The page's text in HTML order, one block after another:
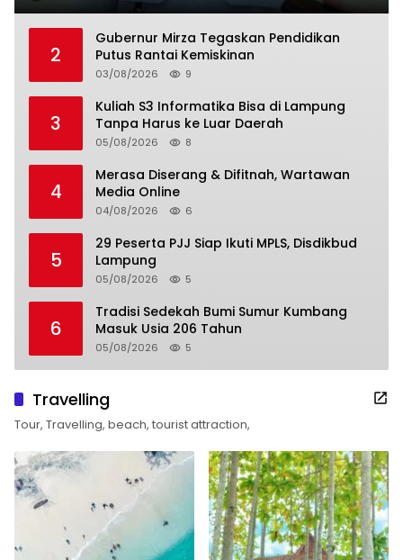
2
Gubernur Mirza Tegaskan Pendidikan
Putus Rantai Kemiskinan
03/08/2026 9
3
Kuliah S3 Informatika Bisa di Lampung
Tanpa Harus ke Luar Daerah
05/08/2026 8
4
Merasa Diserang & Difitnah, Wartawan
Media Online
04/08/2026 6
5
29 Peserta PJJ Siap Ikuti MPLS, Disdikbud
Lampung
05/08/2026 5
6
Tradisi Sedekah Bumi Sumur Kumbang
Masuk Usia 206 Tahun
05/08/2026 5
Travelling
Tour, Travelling, beach, tourist attraction,